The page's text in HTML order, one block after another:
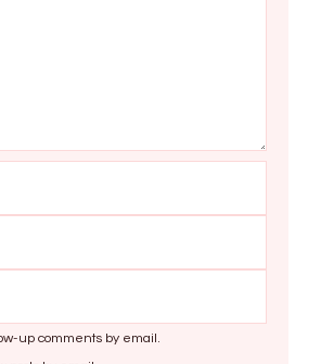
up comments by email.